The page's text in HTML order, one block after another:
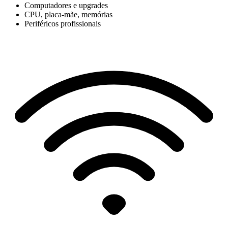
Computadores e upgrades
CPU, placa-mãe, memórias
Periféricos profissionais